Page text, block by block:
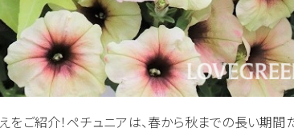
ご紹介！ペチュニアは、春から秋までの長い期間